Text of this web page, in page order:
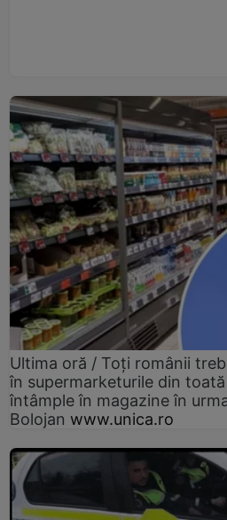
Ultima oră / Toți românii
în supermarketurile din
întâmple în magazine în
Bolojan www.unica.ro